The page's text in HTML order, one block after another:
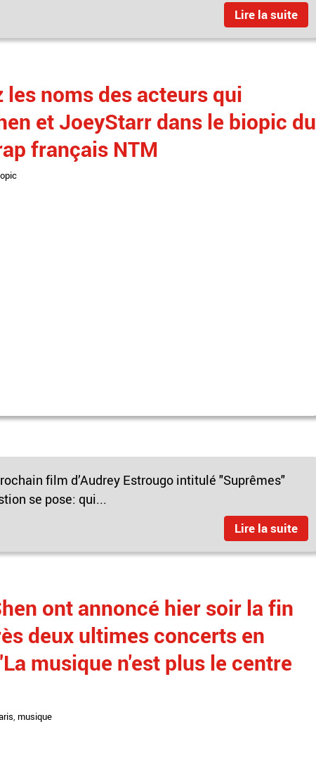
Lire la suite
les noms des acteurs qui
et JoeyStarr dans le biopic du
français NTM
film d’Audrey Estrougo intitulé "Suprêmes"
se pose: qui...
Lire la suite
ont annoncé hier soir la fin
deux ultimes concerts en
musique n'est plus le centre
, musique